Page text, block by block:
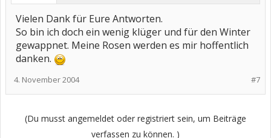
Vielen Dank für Eure Antworten.
So bin ich doch ein wenig klüger und für den Winter
gewappnet. Meine Rosen werden es mir hoffentlich
danken.
#7
4. November 2004
(Du musst angemeldet oder registriert sein, um Beiträge
verfassen zu können. )